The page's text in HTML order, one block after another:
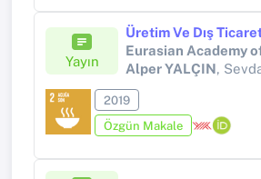
Yayın
Alper YALÇIN,
2019
Özgün Makale